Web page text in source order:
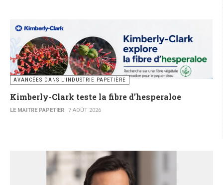
AVANCÉES DANS L’INDUSTRIE PAPETIÈRE
Kimberly-Clark teste la fibre d’hesperaloe
LE MAITRE PAPETIER 7 AOÛT 2026